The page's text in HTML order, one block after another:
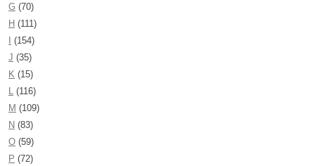
G (70)
H (111)
(154)
J (35)
K (15)
(116)
M (109)
N (83)
O (59)
P (72)